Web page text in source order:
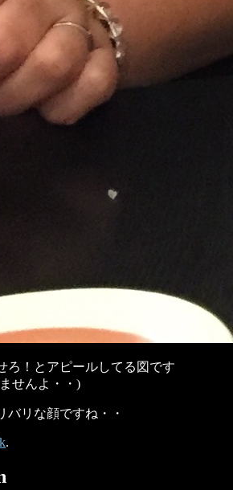
ろ！とアピールしてる図です
せんよ・・)
バリな顔ですね・・
.